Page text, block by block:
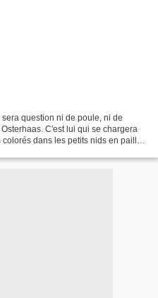
question ni de poule, ni de
C'est lui qui se chargera
dans les petits nids en paille